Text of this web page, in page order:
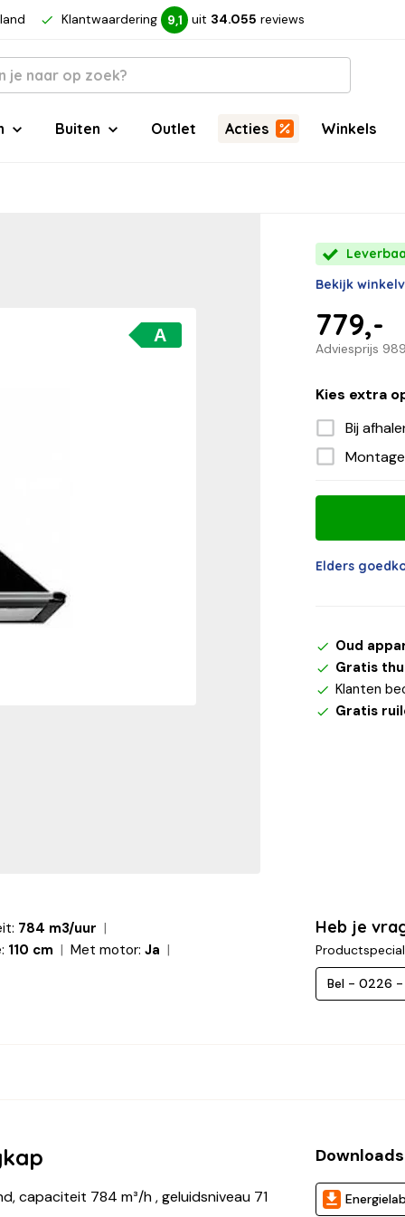
Klantwaardering 9,1 uit 34.055 reviews
Buiten Outlet Acties Winkels
A
Bekijk
Adviesprijs
779,-
Kies extra
Bij
Elders
Oud
Gratis
Klanten
Gratis
784 m3/uur
110 cm Met motor: Ja
Heb je
Bel - 0226
capaciteit 784 m³/h , geluidsniveau 71
Downloads